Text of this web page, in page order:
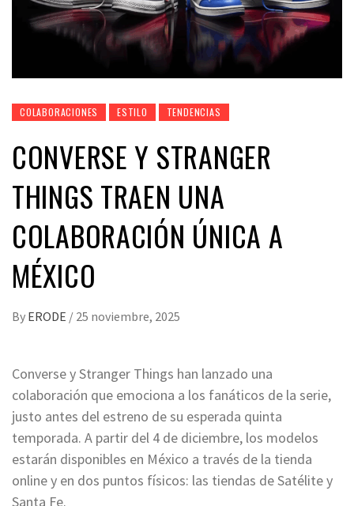
COLABORACIONES ESTILO TENDENCIAS
CONVERSE Y STRANGER
THINGS TRAEN UNA
COLABORACIÓN ÚNICA A
MÉXICO
By ERODE / 25 noviembre, 2025
Converse y Stranger Things han lanzado una
colaboración que emociona a los fanáticos de la serie,
justo antes del estreno de su esperada quinta
temporada. A partir del 4 de diciembre, los modelos
estarán disponibles en México a través de la tienda
online y en dos puntos físicos: las tiendas de Satélite y
Santa Fe.